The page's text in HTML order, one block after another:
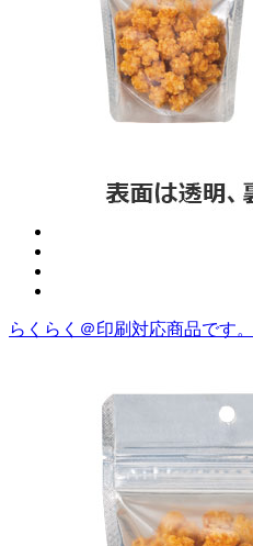
らくらく＠印刷対応商品です。